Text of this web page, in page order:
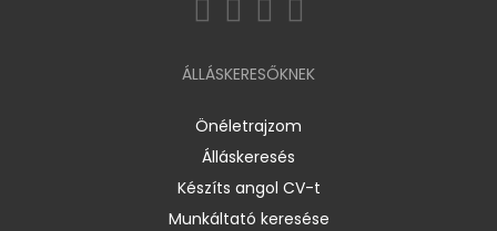
ÁLLÁSKERESŐKNEK
Önéletrajzom
Álláskeresés
Készíts angol CV-t
Munkáltató keresése